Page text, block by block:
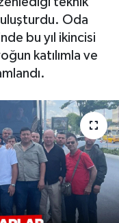
Oda
bu yıl ikincisi
katılımla ve